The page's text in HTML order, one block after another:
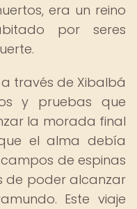
era un reino
por seres
través de Xibalbá
y pruebas que
la morada final
el alma debía
de espinas
de poder alcanzar
Este viaje